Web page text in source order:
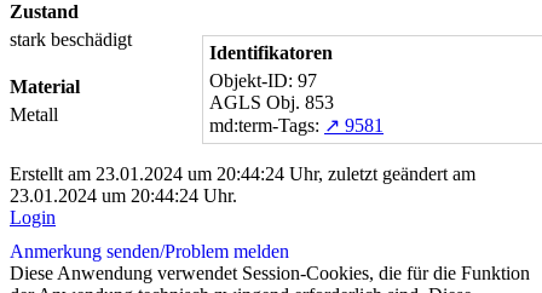
Zustand
stark beschädigt
Material
Metall
Identifikatoren
Objekt-ID: 97
AGLS Obj. 853
md:term-Tags: ↗ 9581
Erstellt am 23.01.2024 um 20:44:24 Uhr, zuletzt geändert am
23.01.2024 um 20:44:24 Uhr.
Login
Anmerkung senden/Problem melden
Diese Anwendung verwendet Session-Cookies, die für die Funktion